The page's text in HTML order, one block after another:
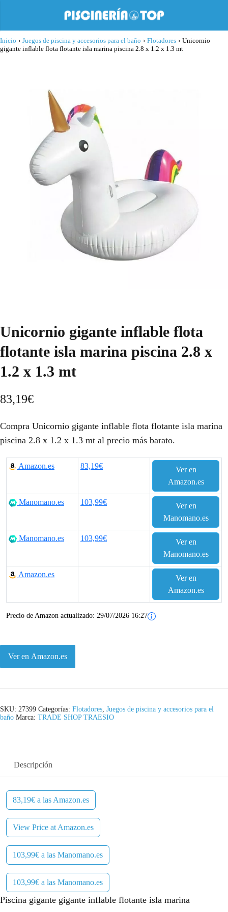
Inicio › Juegos de piscina y accesorios para el baño › Flotadores › Unicornio
gigante inflable flota flotante isla marina piscina 2.8 x 1.2 x 1.3 mt
Unicornio gigante inflable flota
flotante isla marina piscina 2.8 x
1.2 x 1.3 mt
83,19€
Compra Unicornio gigante inflable flota flotante isla marina
piscina 2.8 x 1.2 x 1.3 mt al precio más barato.
Amazon.es 83,19€
Ver en
Amazon.es
Manomano.es 103,99€
Ver en
Manomano.es
Manomano.es 103,99€
Ver en
Manomano.es
Amazon.es
Ver en
Amazon.es
Precio de Amazon actualizado: 29/07/2026 16:27
Ver en Amazon.es
SKU: 27399 Categorías: Flotadores, Juegos de piscina y accesorios para el
baño Marca: TRADE SHOP TRAESIO
Descripción
83,19€ a las Amazon.es
View Price at Amazon.es
103,99€ a las Manomano.es
103,99€ a las Manomano.es
Piscina gigante gigante inflable flotante isla marina